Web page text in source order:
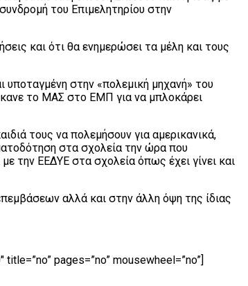
του Επιμελητηρίου στην
και ότι θα ενημερώσει τα μέλη και τους
στην «πολεμική μηχανή» του
το ΜΑΣ στο ΕΜΠ για να μπλοκάρει
τους να πολεμήσουν για αμερικανικά,
στα σχολεία την ώρα που
την ΕΕΔΥΕ στα σχολεία όπως έχει γίνει και
αλλά και στην άλλη όψη της ίδιας
pages=”no” mousewheel=”no”]